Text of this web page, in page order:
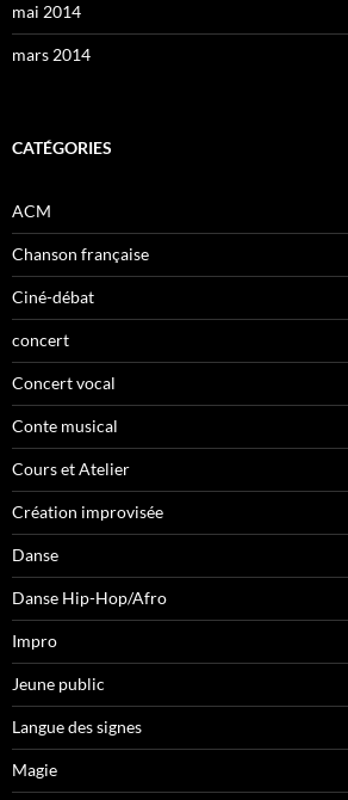
mai 2014
mars 2014
CATÉGORIES
ACM
Chanson française
Ciné-débat
concert
Concert vocal
Conte musical
Cours et Atelier
Création improvisée
Danse
Danse Hip-Hop/Afro
Impro
Jeune public
Langue des signes
Magie